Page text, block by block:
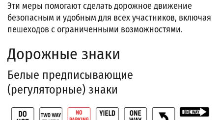
Эти меры помогают сделать дорожное движение
безопасным и удобным для всех участников, включая
пешеходов с ограниченными возможностями.
Дорожные знаки
Белые предписывающие
(регуляторные) знаки